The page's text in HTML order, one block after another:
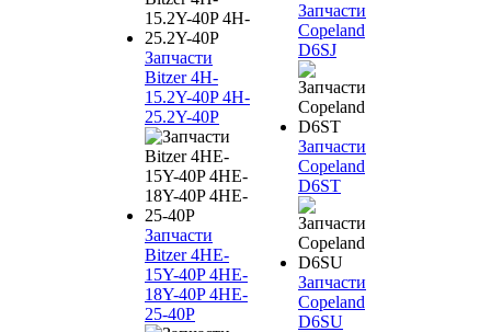
Запчасти
Bitzer 4H-
15.2Y-40P 4H-
25.2Y-40P
Запчасти
Bitzer 4HE-
15Y-40P 4HE-
18Y-40P 4HE-
25-40P
Запчасти
Copeland
D6SJ
Запчасти
Copeland
D6ST
Запчасти
Copeland
D6SU